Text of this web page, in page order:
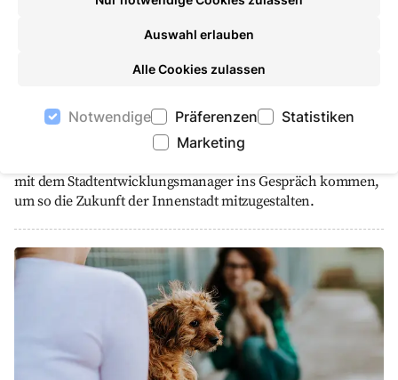
Auswahl erlauben
Alle Cookies zulassen
Notwendige Präferenzen
Statistiken
Marketing
Kooperationszentrum
Innenstadtentwicklung
mit dem Stadtentwicklungsmanager ins Gespräch kommen,
um so die Zukunft der Innenstadt mitzugestalten.
Tiere suchen ein Zuhause, Tierheim